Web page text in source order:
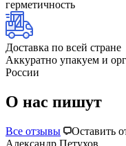
герметичность
Доставка по всей стране
Аккуратно упакуем и
России
О нас пишут
Все отзывы
Оставить
Александр Петухов